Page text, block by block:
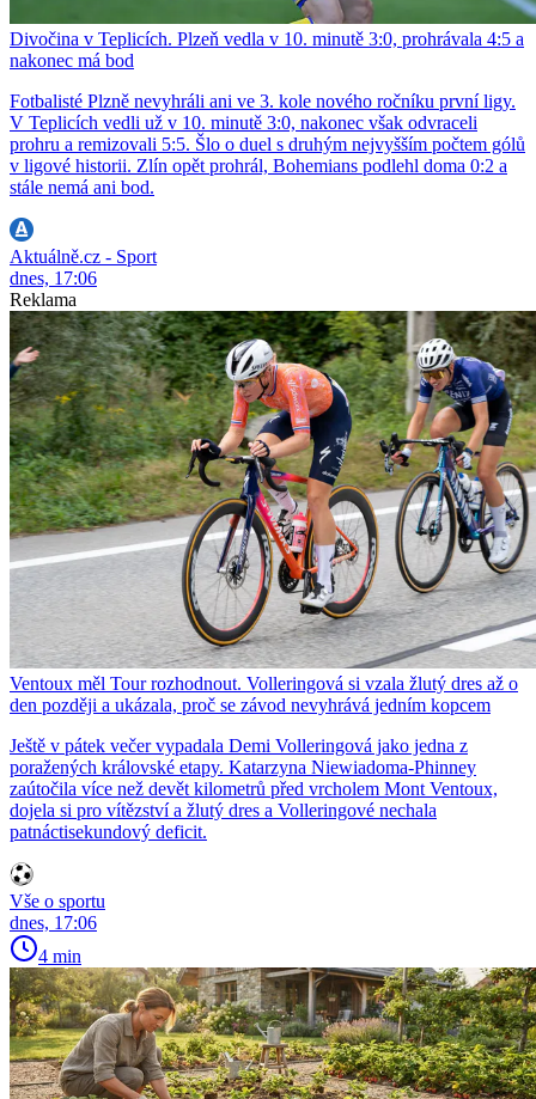
Divočina v Teplicích. Plzeň vedla v 10. minutě 3:0, prohrávala 4:5 a
nakonec má bod
Fotbalisté Plzně nevyhráli ani ve 3. kole nového ročníku první ligy.
V Teplicích vedli už v 10. minutě 3:0, nakonec však odvraceli
prohru a remizovali 5:5. Šlo o duel s druhým nejvyšším počtem gólů
v ligové historii. Zlín opět prohrál, Bohemians podlehl doma 0:2 a
stále nemá ani bod.
Aktuálně.cz - Sport
dnes, 17:06
Reklama
Ventoux měl Tour rozhodnout. Volleringová si vzala žlutý dres až o
den později a ukázala, proč se závod nevyhrává jedním kopcem
Ještě v pátek večer vypadala Demi Volleringová jako jedna z
poražených královské etapy. Katarzyna Niewiadoma-Phinney
zaútočila více než devět kilometrů před vrcholem Mont Ventoux,
dojela si pro vítězství a žlutý dres a Volleringové nechala
patnáctisekundový deficit.
Vše o sportu
dnes, 17:06
4 min